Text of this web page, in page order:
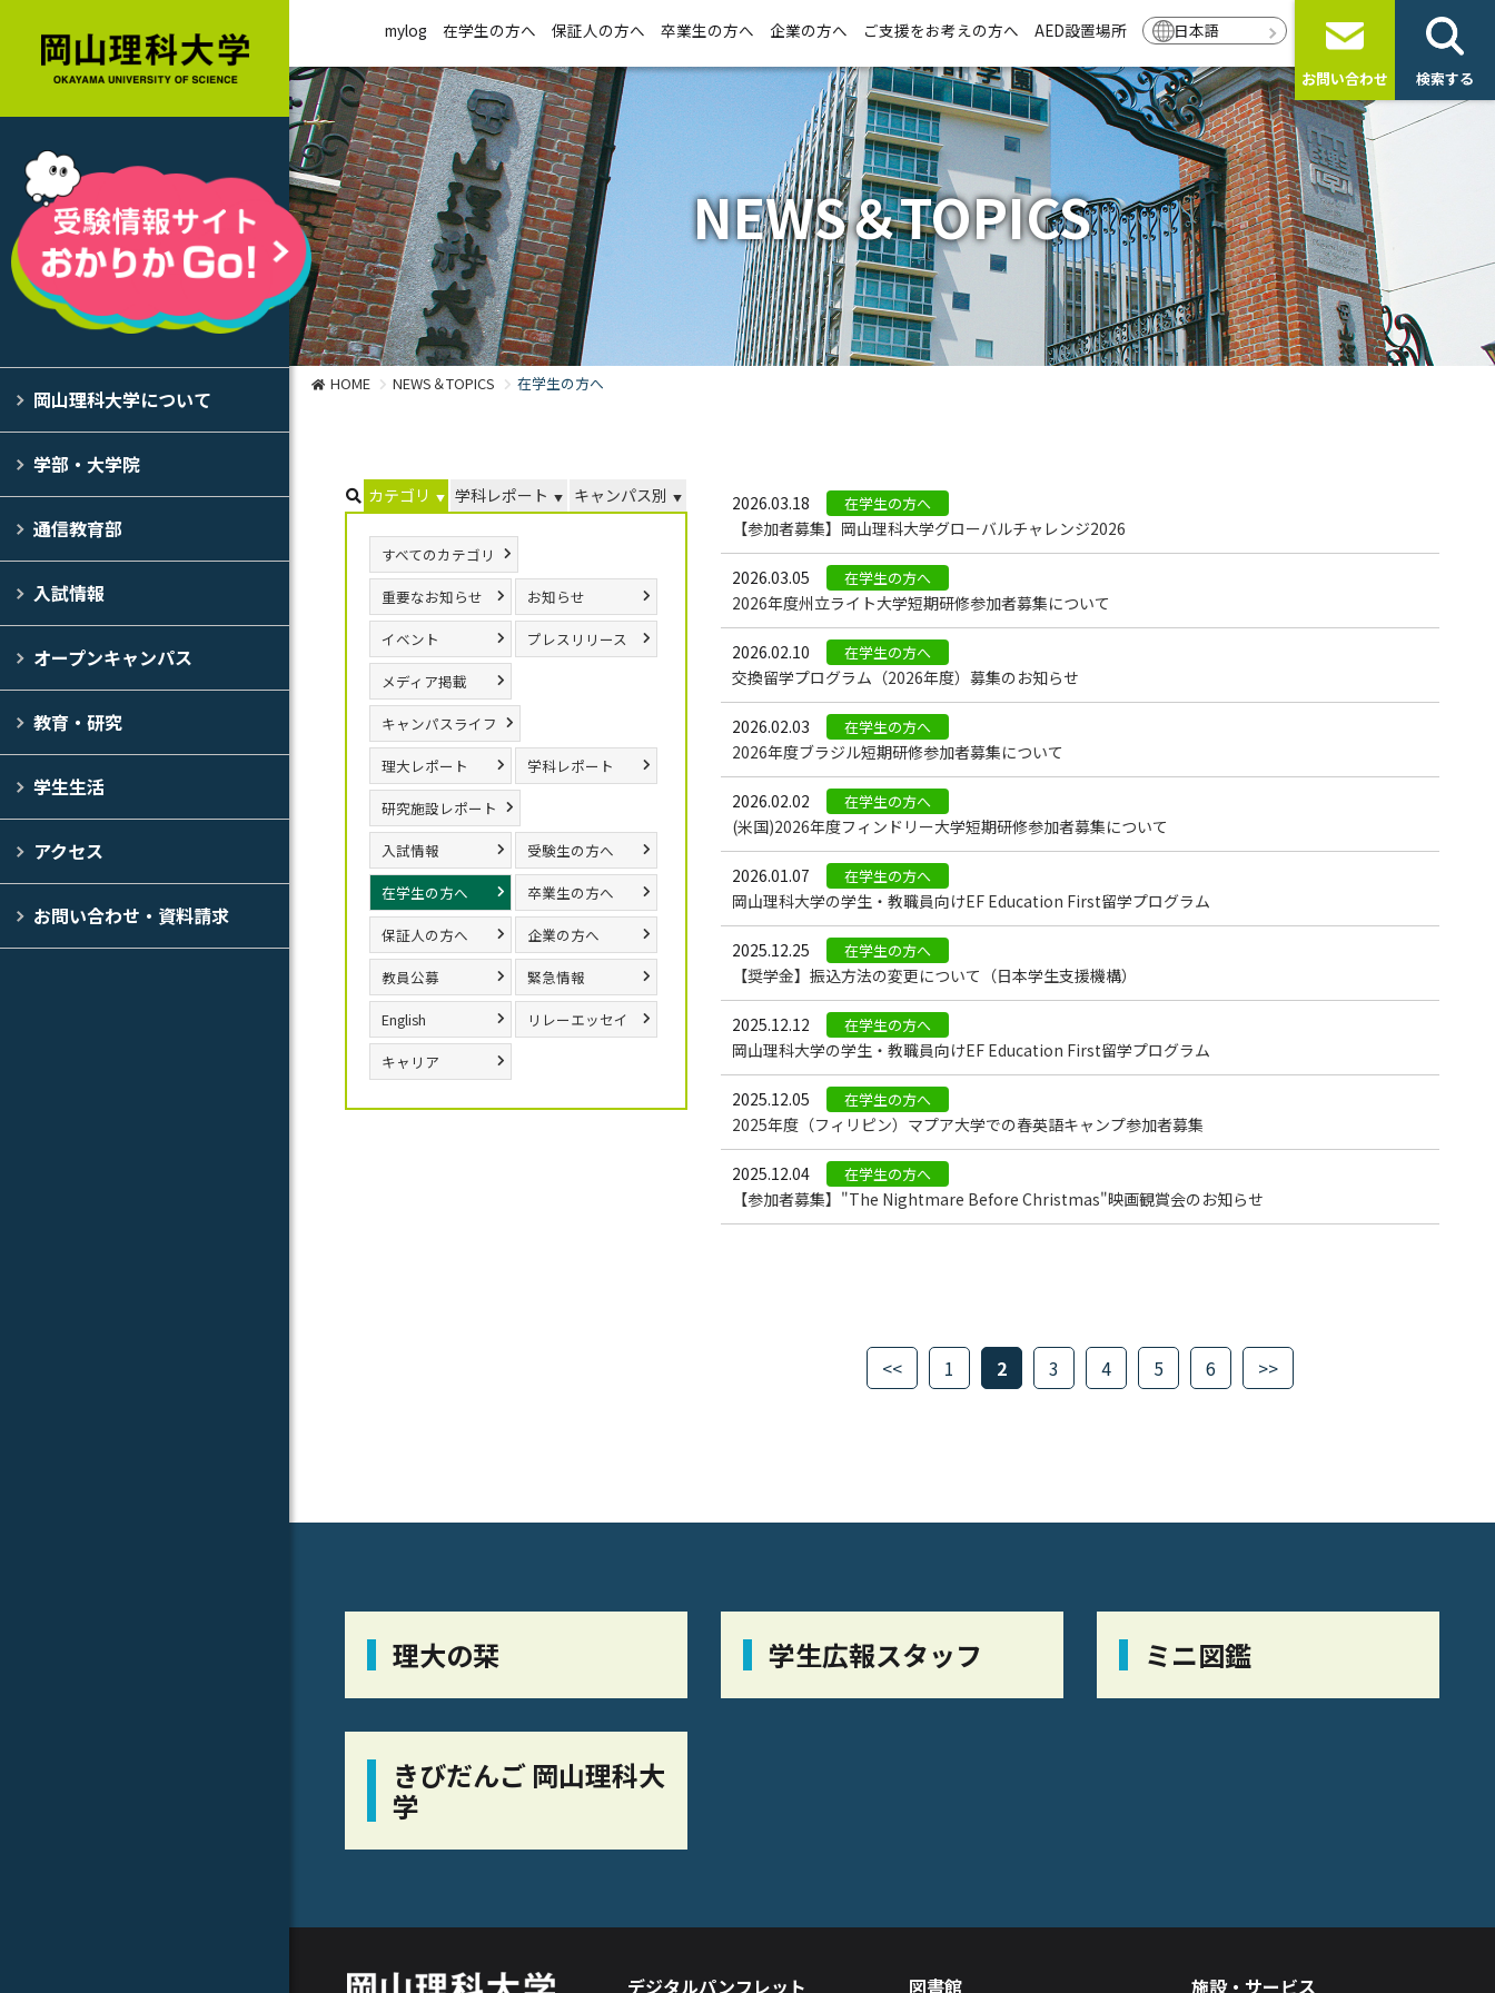
岡山理科大学について
学部・大学院
通信教育部
入試情報
オープンキャンパス
教育・研究
学生生活
アクセス
お問い合わせ・資料請求
mylog 在学生の方へ 保証人の方へ 卒業生の方へ 企業の方へ ご支援をお考えの方へ AED設置場所 日本語
お問い合わせ 検索する
NEWS＆TOPICS
HOME NEWS＆TOPICS 在学生の方へ
カテゴリ 学科レポート キャンパス別
すべてのカテゴリ
重要なお知らせ
お知らせ
イベント
プレスリリース
メディア掲載
キャンパスライフ
理大レポート
学科レポート
研究施設レポート
入試情報
受験生の方へ
在学生の方へ
卒業生の方へ
保証人の方へ
企業の方へ
教員公募
緊急情報
English
リレーエッセイ
キャリア
2026.03.18 在学生の方へ
【参加者募集】岡山理科大学グローバルチャレンジ2026
2026.03.05 在学生の方へ
2026年度州立ライト大学短期研修参加者募集について
2026.02.10 在学生の方へ
交換留学プログラム（2026年度）募集のお知らせ
2026.02.03 在学生の方へ
2026年度ブラジル短期研修参加者募集について
2026.02.02 在学生の方へ
(米国)2026年度フィンドリー大学短期研修参加者募集について
2026.01.07 在学生の方へ
岡山理科大学の学生・教職員向けEF Education First留学プログラム
2025.12.25 在学生の方へ
【奨学金】振込方法の変更について（日本学生支援機構）
2025.12.12 在学生の方へ
岡山理科大学の学生・教職員向けEF Education First留学プログラム
2025.12.05 在学生の方へ
2025年度（フィリピン）マプア大学での春英語キャンプ参加者募集
2025.12.04 在学生の方へ
【参加者募集】"The Nightmare Before Christmas"映画観賞会のお知らせ
<< 1 2 3 4 5 6 >>
理大の栞 学生広報スタッフ ミニ図鑑
きびだんご 岡山理科大
学
デジタルパンフレット 図書館 施設・サービス